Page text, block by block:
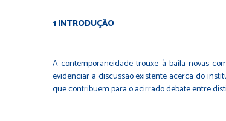
1 INTRODUÇÃO
A contemporaneidade trouxe à baila novas
evidenciar a discussão existente acerca do
que contribuem para o acirrado debate entre